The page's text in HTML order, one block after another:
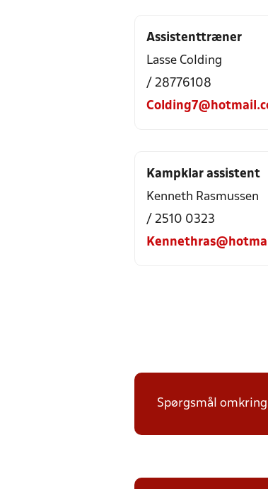
Assistenttræner
Lasse Colding
/ 28776108
Kampklar assistent
Kenneth Rasmussen
/ 2510 0323
Spørgsmål